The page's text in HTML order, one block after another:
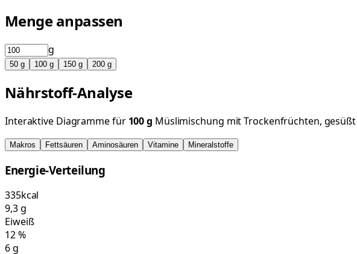
Menge anpassen
g
50 g 100 g 150 g 200 g
Nährstoff-Analyse
Interaktive Diagramme für 100g Müslimischung mit Trockenfrüchten, gesüßt
Makros Fettsäuren Aminosäuren Vitamine Mineralstoffe
Energie-Verteilung
335kcal
9,3g
Eiweiß
12%
6g